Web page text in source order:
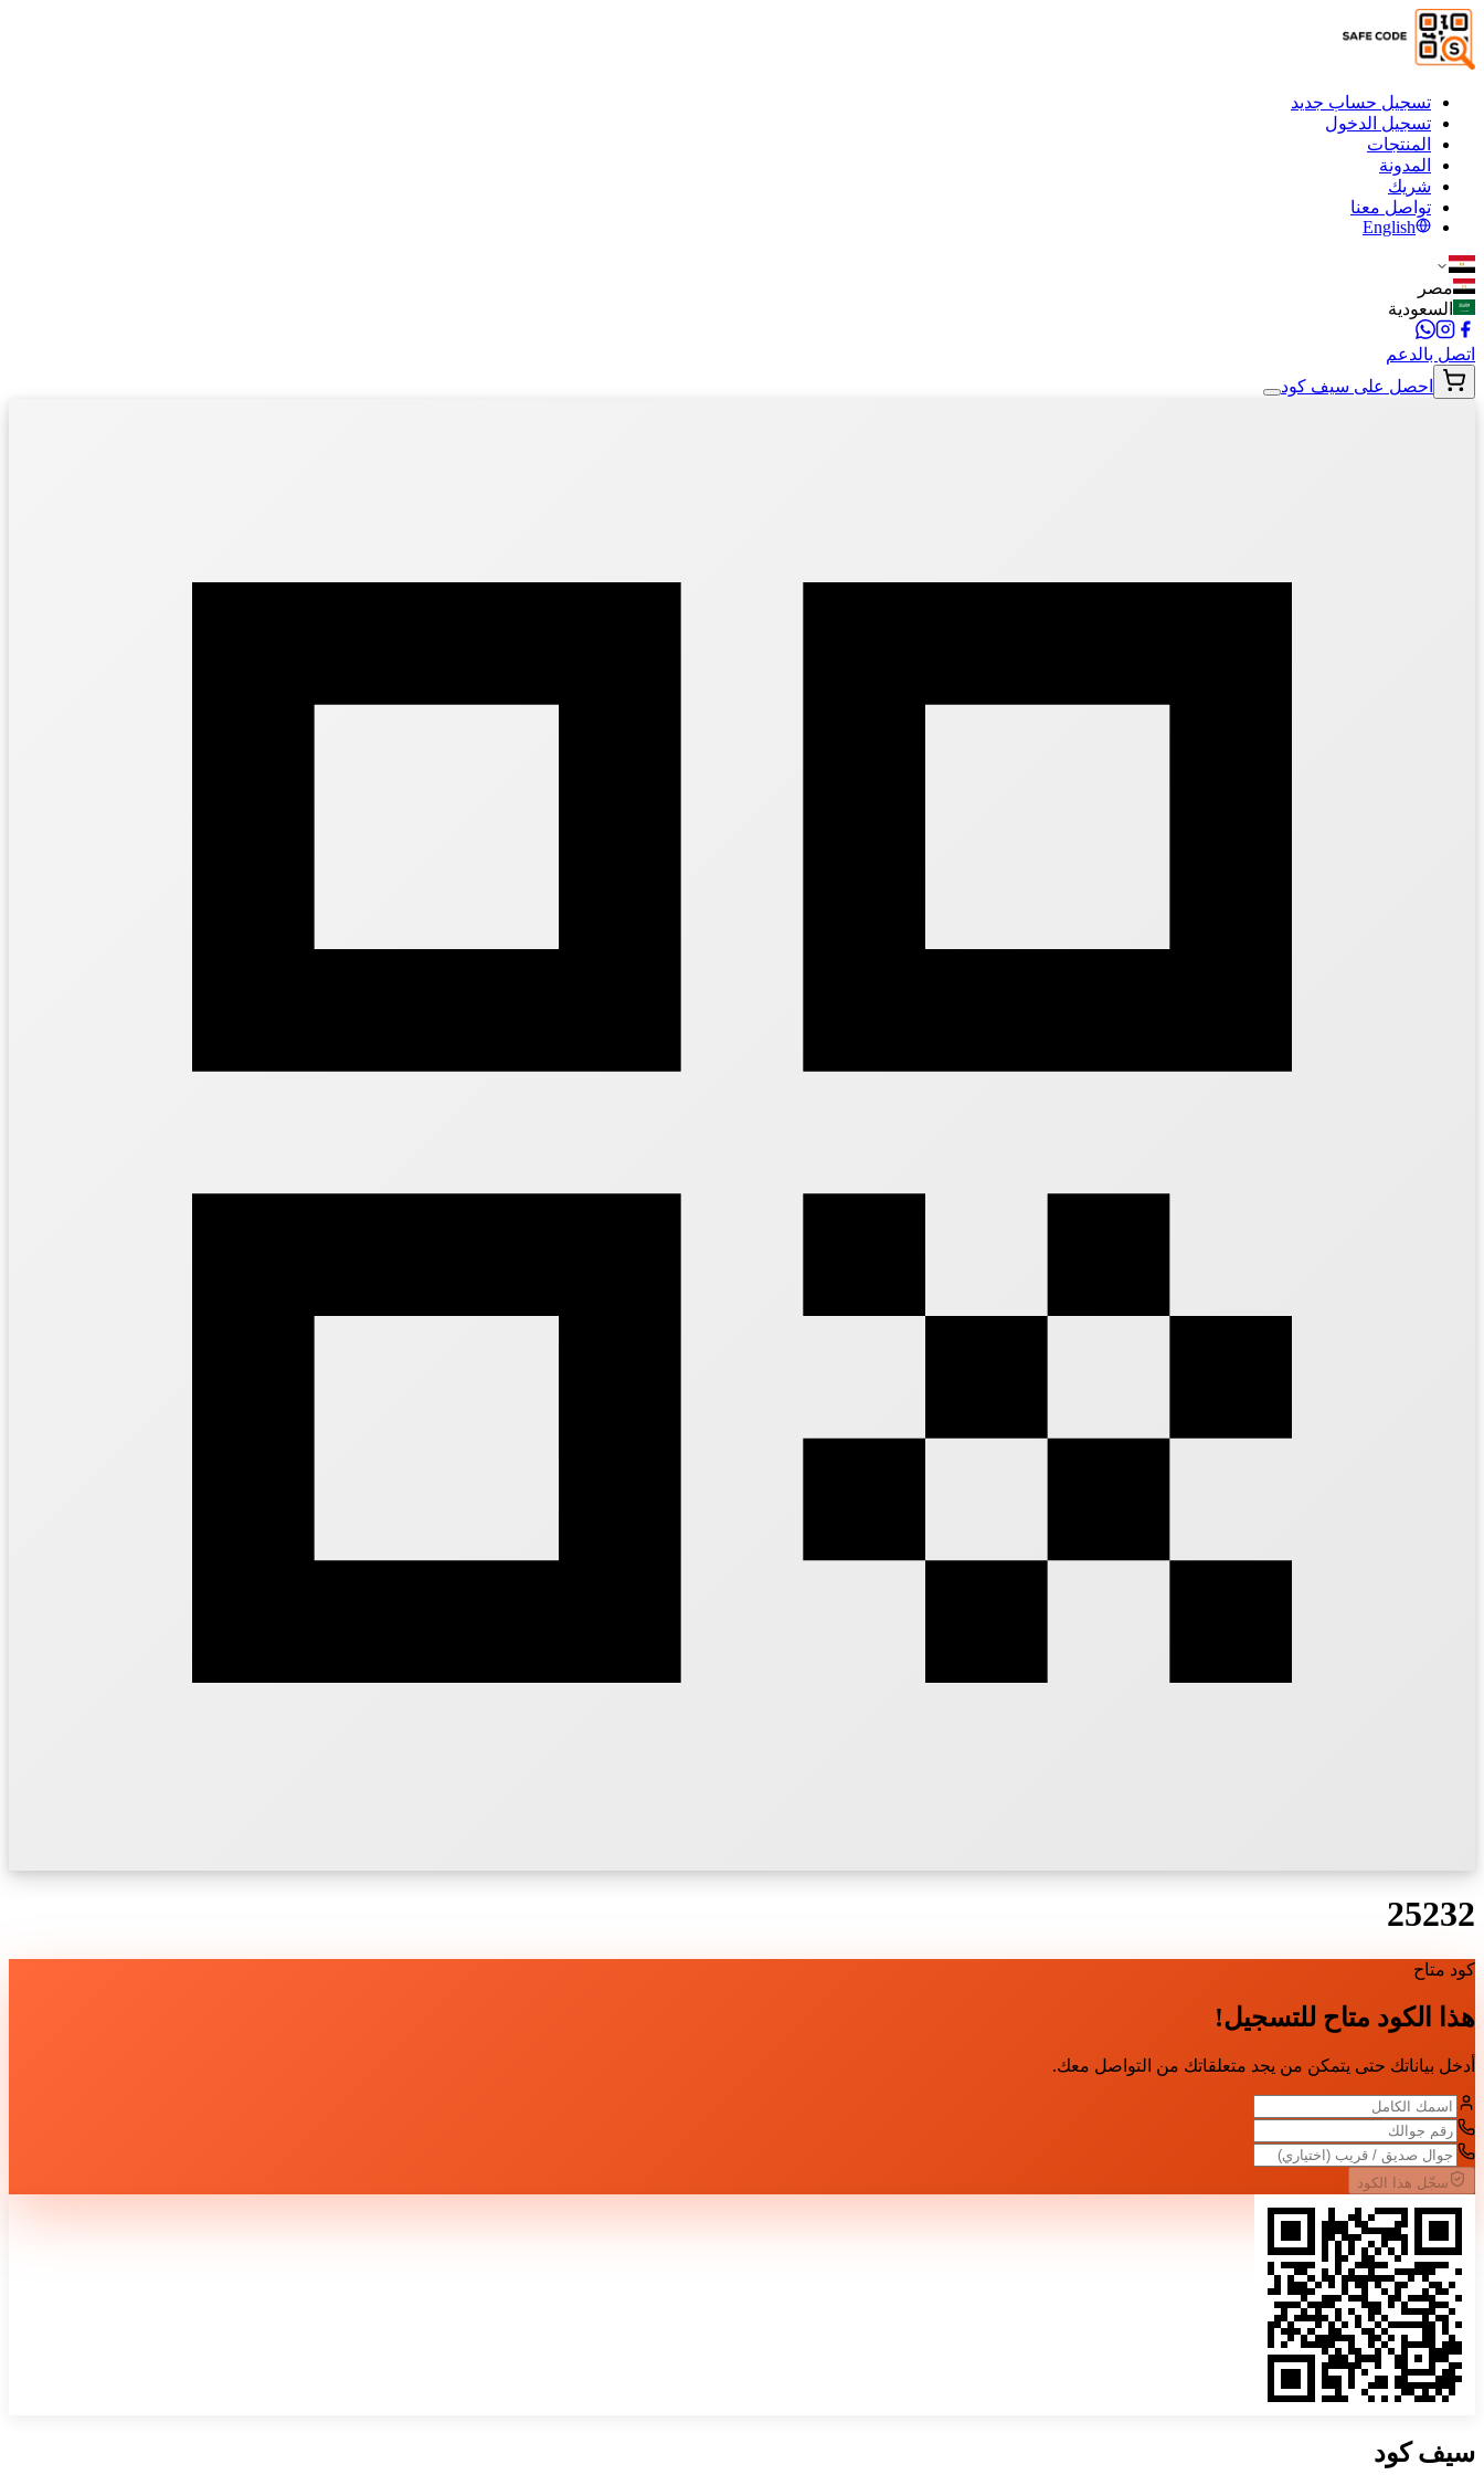
تسجيل حساب جديد
تسجيل الدخول
المنتجات
المدونة
شريك
تواصل معنا
English
مصر
السعودية
اتصل بالدعم
احصل على سيف كود
25232
كود متاح
هذا الكود متاح للتسجيل!
أدخل بياناتك حتى يتمكن من يجد متعلقاتك من التواصل معك.
سجّل هذا الكود
سيفكود